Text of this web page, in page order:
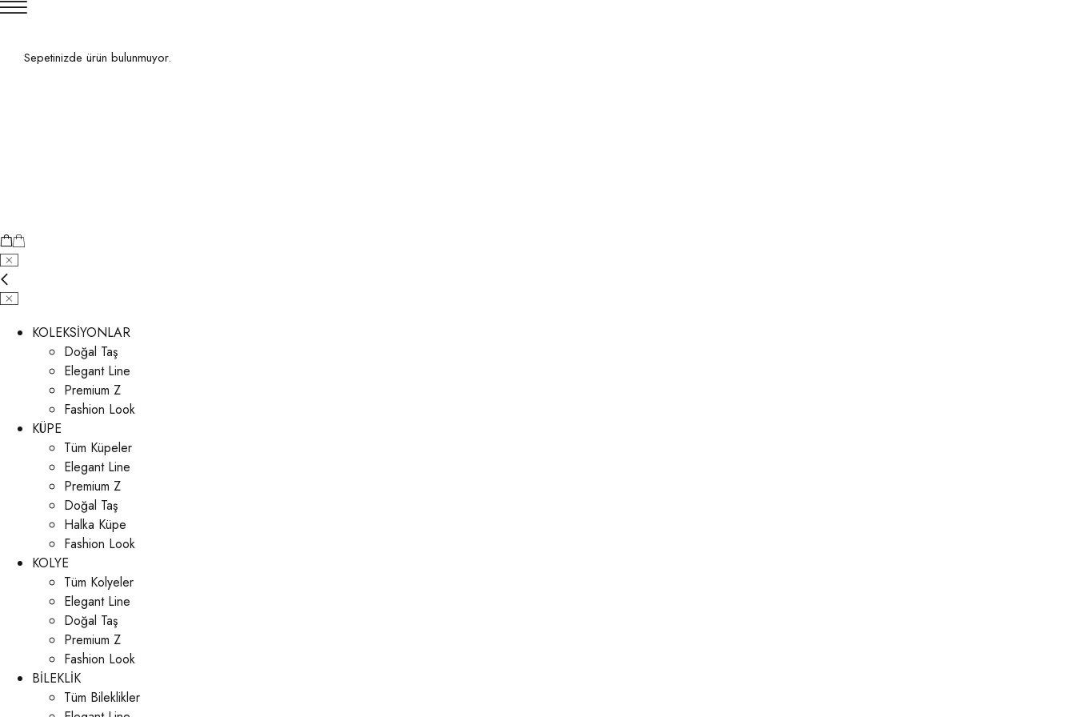
Sepetinizde ürün bulunmuyor.
KOLEKSİYONLAR
Doğal Taş
Elegant Line
Premium Z
Fashion Look
KÜPE
Tüm Küpeler
Elegant Line
Premium Z
Doğal Taş
Halka Küpe
Fashion Look
KOLYE
Tüm Kolyeler
Elegant Line
Doğal Taş
Premium Z
Fashion Look
BİLEKLİK
Tüm Bileklikler